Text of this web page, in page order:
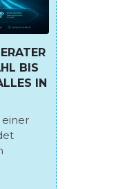
BIS
IN